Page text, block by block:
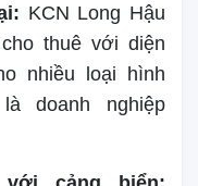
KCN Long Hậu
thuê với diện
nhiều loại hình
doanh nghiệp